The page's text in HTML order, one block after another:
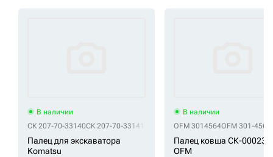
В наличии
СК 207-70-33140СК 207-70-33141
Палец для экскаватора
Komatsu
В наличии
OFM 3014564OFM 301-4564
Палец ковша СК-
OFM